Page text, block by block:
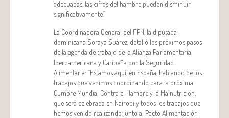
adecuadas, las cifras del hambre pueden disminuir
significativamente.”
La Coordinadora General del FPH, la diputada
dominicana Soraya Suárez, detalló los próximos pasos
de la agenda de trabajo de la Alianza Parlamentaria
Iberoamericana y Caribeña por la Seguridad
Alimentaria: “Estamos aquí, en España, hablando de los
trabajos que venimos coordinando para la próxima
Cumbre Mundial Contra el Hambre y la Malnutrición,
que será celebrada en Nairobi y todos los trabajos que
hemos venido realizando junto al Pacto Alimentación